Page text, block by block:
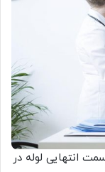
انتهایی لوله در